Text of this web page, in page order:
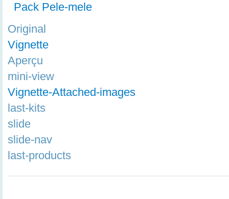
Pack Pele-mele
Original
Vignette
Aperçu
mini-view
Vignette-Attached-images
last-kits
slide
slide-nav
last-products